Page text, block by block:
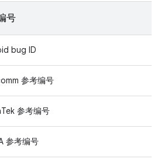
号
bug ID
参考编号
参考编号
参考编号